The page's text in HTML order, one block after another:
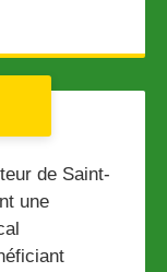
de Saint-
une